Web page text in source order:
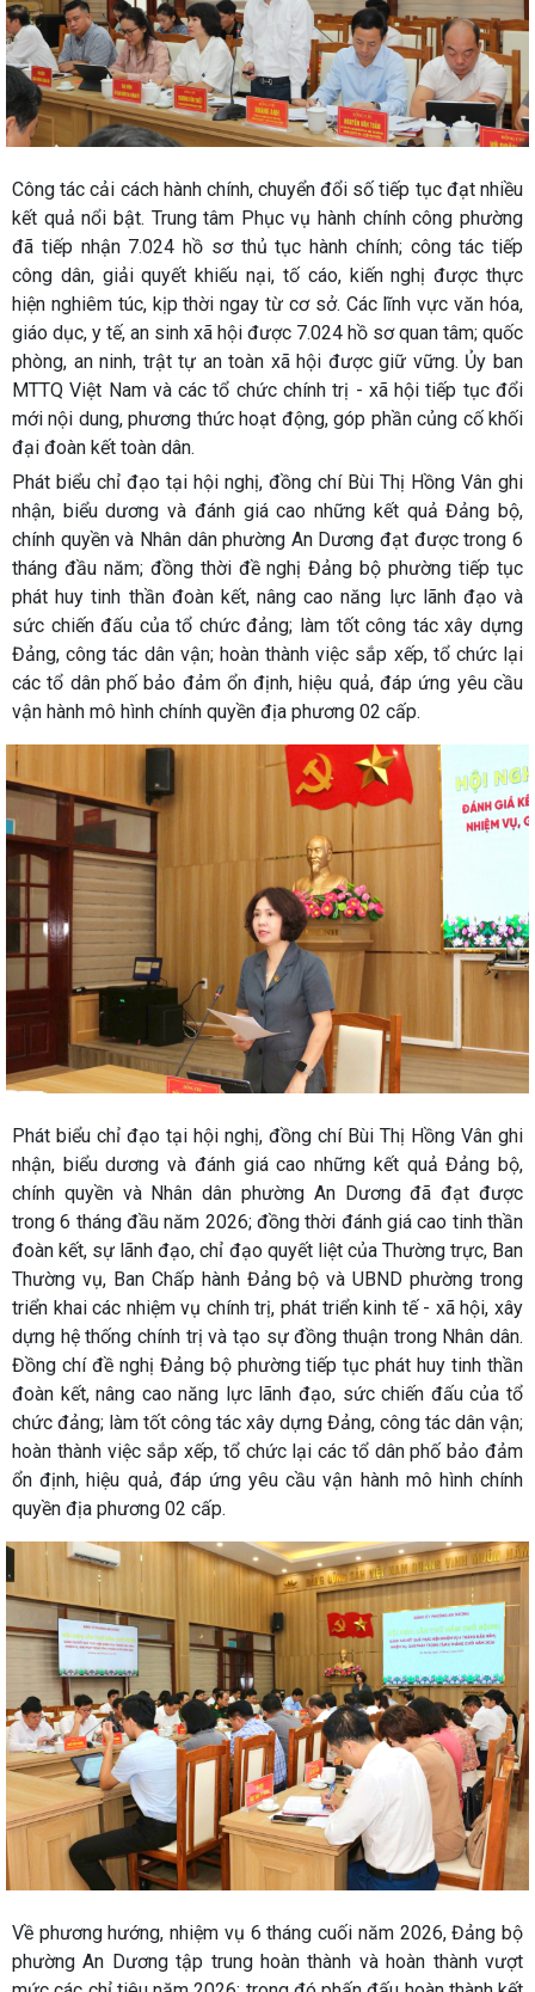
Công tác cải cách hành chính, chuyển đổi số tiếp tục đạt nhiều
kết quả nổi bật. Trung tâm Phục vụ hành chính công phường
đã tiếp nhận 7.024 hồ sơ thủ tục hành chính; công tác tiếp
công dân, giải quyết khiếu nại, tố cáo, kiến nghị được thực
hiện nghiêm túc, kịp thời ngay từ cơ sở. Các lĩnh vực văn hóa,
giáo dục, y tế, an sinh xã hội được 7.024 hồ sơ quan tâm; quốc
phòng, an ninh, trật tự an toàn xã hội được giữ vững. Ủy ban
MTTQ Việt Nam và các tổ chức chính trị - xã hội tiếp tục đổi
mới nội dung, phương thức hoạt động, góp phần củng cố khối
đại đoàn kết toàn dân.
Phát biểu chỉ đạo tại hội nghị, đồng chí Bùi Thị Hồng Vân ghi
nhận, biểu dương và đánh giá cao những kết quả Đảng bộ,
chính quyền và Nhân dân phường An Dương đạt được trong 6
tháng đầu năm; đồng thời đề nghị Đảng bộ phường tiếp tục
phát huy tinh thần đoàn kết, nâng cao năng lực lãnh đạo và
sức chiến đấu của tổ chức đảng; làm tốt công tác xây dựng
Đảng, công tác dân vận; hoàn thành việc sắp xếp, tổ chức lại
các tổ dân phố bảo đảm ổn định, hiệu quả, đáp ứng yêu cầu
vận hành mô hình chính quyền địa phương 02 cấp.
Phát biểu chỉ đạo tại hội nghị, đồng chí Bùi Thị Hồng Vân ghi
nhận, biểu dương và đánh giá cao những kết quả Đảng bộ,
chính quyền và Nhân dân phường An Dương đã đạt được
trong 6 tháng đầu năm 2026; đồng thời đánh giá cao tinh thần
đoàn kết, sự lãnh đạo, chỉ đạo quyết liệt của Thường trực, Ban
Thường vụ, Ban Chấp hành Đảng bộ và UBND phường trong
triển khai các nhiệm vụ chính trị, phát triển kinh tế - xã hội, xây
dựng hệ thống chính trị và tạo sự đồng thuận trong Nhân dân.
Đồng chí đề nghị Đảng bộ phường tiếp tục phát huy tinh thần
đoàn kết, nâng cao năng lực lãnh đạo, sức chiến đấu của tổ
chức đảng; làm tốt công tác xây dựng Đảng, công tác dân vận;
hoàn thành việc sắp xếp, tổ chức lại các tổ dân phố bảo đảm
ổn định, hiệu quả, đáp ứng yêu cầu vận hành mô hình chính
quyền địa phương 02 cấp.
Về phương hướng, nhiệm vụ 6 tháng cuối năm 2026, Đảng bộ
phường An Dương tập trung hoàn thành và hoàn thành vượt